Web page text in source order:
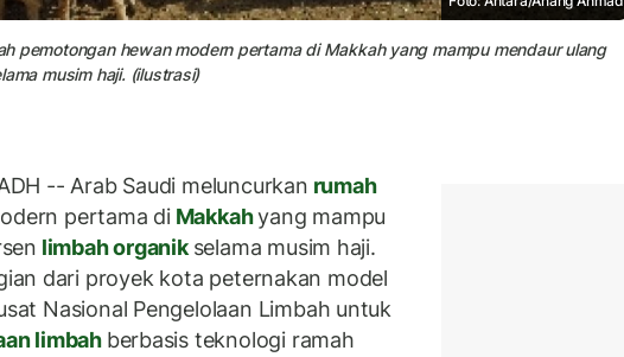
pemotongan hewan modern pertama di Makkah yang mampu mendaur ulang
musim haji. (ilustrasi)
-- Arab Saudi meluncurkan rumah
pertama diMakkahyang mampu
limbah organik selama musim haji.
dari proyek kota peternakan model
Nasional Pengelolaan Limbah untuk
limbah berbasis teknologi ramah